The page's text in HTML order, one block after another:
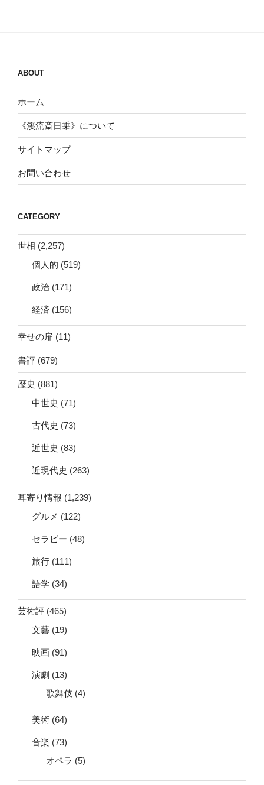
ABOUT
ホーム
《溪流斎日乗》について
サイトマップ
お問い合わせ
CATEGORY
世相 (2,257)
個人的 (519)
政治 (171)
経済 (156)
幸せの扉 (11)
書評 (679)
歴史 (881)
中世史 (71)
古代史 (73)
近世史 (83)
近現代史 (263)
耳寄り情報 (1,239)
グルメ (122)
セラピー (48)
旅行 (111)
語学 (34)
芸術評 (465)
文藝 (19)
映画 (91)
演劇 (13)
歌舞伎 (4)
美術 (64)
音楽 (73)
オペラ (5)